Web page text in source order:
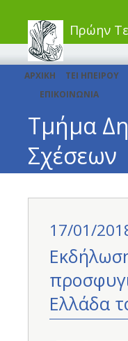
Πρώην
ΑΡΧΙΚΗ ΤΕΙ ΗΠΕΙΡΟΥ
ΕΠΙΚΟΙΝΩΝΙΑ
Τμήμα
Σχέσεων
17/01/
Ελλάδα